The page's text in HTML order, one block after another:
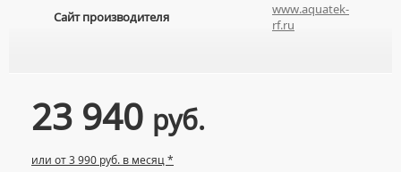
Сайт производителя
www.aquatek-
rf.ru
23 940 руб.
или от 3 990 руб. в месяц *